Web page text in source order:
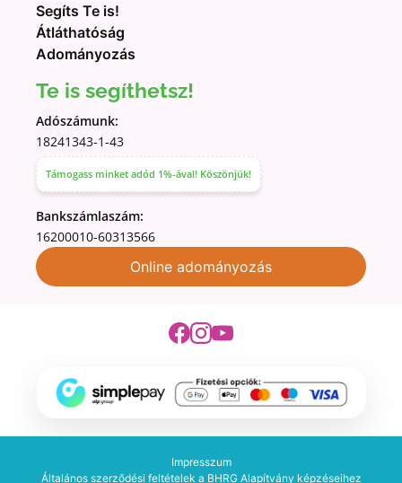
Segíts Te is!
Átláthatóság
Adományozás
Te is segíthetsz!
Adószámunk:
18241343-1-43
Támogass minket adód 1%-ával! Köszönjük!
Bankszámlaszám:
16200010-60313566
Online adományozás
Impresszum
Általános szerződési feltételek a BHRG Alapítvány képzéseihez